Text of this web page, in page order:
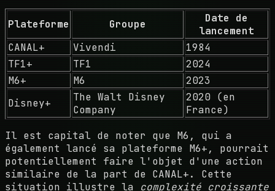
Plateforme Groupe
Date de
lancement
CANAL+
Vivendi
1984
TF1+
TF1
2024
M6+
M6
2023
Disney+
The Walt Disney
Company
2020 (en
France)
Il est capital de noter que M6, qui a
également lancé sa plateforme M6+, pourrait
potentiellement faire l'objet d'une action
similaire de la part de CANAL+. Cette
situation illustre la complexité croissante